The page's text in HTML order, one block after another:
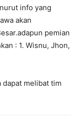
info yang
akan
pemian
: 1. Wisnu, Jhon,
melibat tim